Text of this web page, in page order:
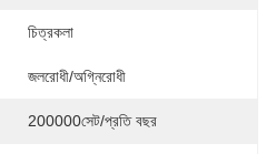
চিত্রকলা
জলরোধী/অগ্নিরোধী
200000সেট/প্রতি বছর